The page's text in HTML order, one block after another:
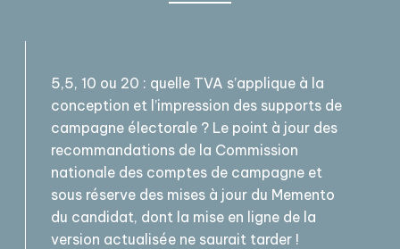
5,5, 10 ou 20 : quelle TVA s’applique à la
conception et l’impression des supports de
campagne électorale ? Le point à jour des
recommandations de la Commission
nationale des comptes de campagne et
sous réserve des mises à jour du Memento
du candidat, dont la mise en ligne de la
version actualisée ne saurait tarder !